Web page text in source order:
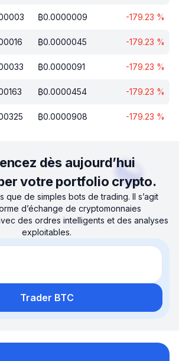
₿0.0000009 -179.23 %
₿0.0000045 -179.23 %
₿0.0000091 -179.23 %
₿0.0000454 -179.23 %
₿0.0000908 -179.23 %
dès aujourd’hui
votre portfolio crypto.
que de simples bots de trading. Il s’agit
d’échange de cryptomonnaies
des ordres intelligents et des analyses
exploitables.
Trader BTC